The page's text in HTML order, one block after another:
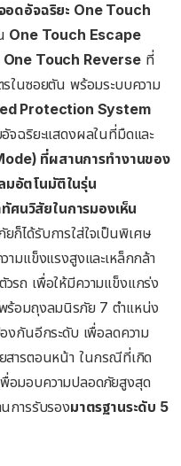
อดอัจฉริยะ One Touch
One Touch Escape
One Touch Reverseที่
ในซอยตัน พร้อมระบบความ
Protection System
จฉริยะแสดงผลในที่มืดและ
ที่ผสานการทำงานของ
มอัตโนมัติในรุ่น
นวิสัยในการมองเห็น
ก็ได้รับการใส่ใจเป็นพิเศษ
ามแข็งแรงสูงและเหล็กกล้า
รถ เพื่อให้มีความแข็งแกร่ง
ร้อมถุงลมนิรภัย 7 ตำแหน่ง
กันอีกระดับ เพื่อลดความ
สารตอนหน้า ในกรณีที่เกิด
อมอบความปลอดภัยสูงสุด
การรับรองมาตรฐานระดับ 5